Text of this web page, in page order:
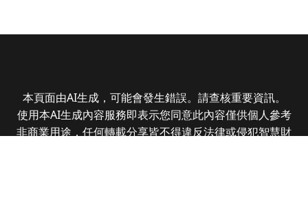
本頁面由AI生成，可能會發生錯誤。請查核重要資訊。
使用本AI生成內容服務即表示您同意此內容僅供個人參考
非商業用途，任何轉載分享皆不得違反法律或侵犯智慧財